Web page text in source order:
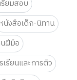
ยมสอบ
นังสือเด็ก-นิทาน
ฝีมือ
รียนและการติว